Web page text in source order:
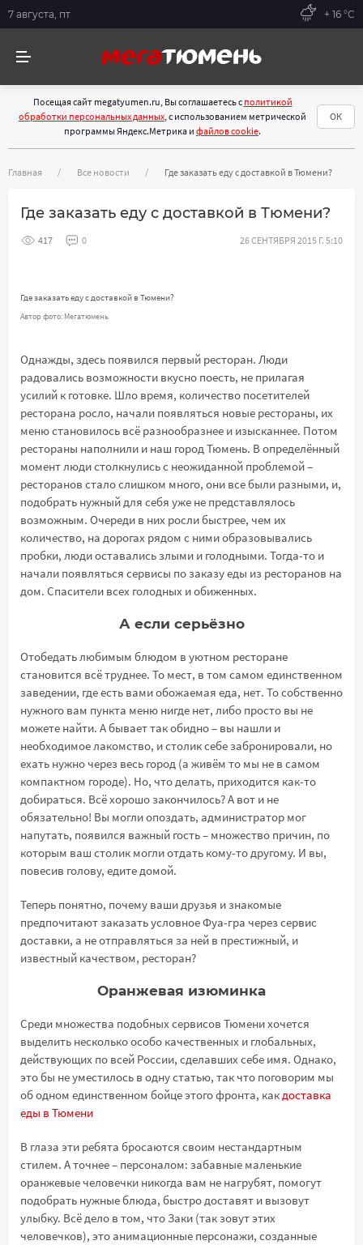
7 августа, пт + 16 °С
Посещая сайт megatyumen.ru, Вы соглашаетесь с политикой
обработки персональных данных, с использованием метрической
программы Яндекс.Метрика и файлов cookie.
ОК
Главная Все новости Где заказать еду с доставкой в Тюмени?
Где заказать еду с доставкой в Тюмени?
417 0 26 СЕНТЯБРЯ 2015 Г. 5:10
Где заказать еду с доставкой в Тюмени?
Автор фото: Мегатюмень
Однажды, здесь появился первый ресторан. Люди
радовались возможности вкусно поесть, не прилагая
усилий к готовке. Шло время, количество посетителей
ресторана росло, начали появляться новые рестораны, их
меню становилось всё разнообразнее и изысканнее. Потом
рестораны наполнили и наш город Тюмень. В определённый
момент люди столкнулись с неожиданной проблемой –
ресторанов стало слишком много, они все были разными, и,
подобрать нужный для себя уже не представлялось
возможным. Очереди в них росли быстрее, чем их
количество, на дорогах рядом с ними образовывались
пробки, люди оставались злыми и голодными. Тогда-то и
начали появляться сервисы по заказу еды из ресторанов на
дом. Спасители всех голодных и обиженных.
А если серьёзно
Отобедать любимым блюдом в уютном ресторане
становится всё труднее. То мест, в том самом единственном
заведении, где есть вами обожаемая еда, нет. То собственно
нужного вам пункта меню нигде нет, либо просто вы не
можете найти. А бывает так обидно – вы нашли и
необходимое лакомство, и столик себе забронировали, но
ехать нужно через весь город (а живём то мы не в самом
компактном городе). Но, что делать, приходится как-то
добираться. Всё хорошо закончилось? А вот и не
обязательно! Вы могли опоздать, администратор мог
напутать, появился важный гость – множество причин, по
которым ваш столик могли отдать кому-то другому. И вы,
повесив голову, едите домой.
Теперь понятно, почему ваши друзья и знакомые
предпочитают заказать условное Фуа-гра через сервис
доставки, а не отправляться за ней в престижный, и
известный качеством, ресторан?
Оранжевая изюминка
Среди множества подобных сервисов Тюмени хочется
выделить несколько особо качественных и глобальных,
действующих по всей России, сделавших себе имя. Однако,
это бы не уместилось в одну статью, так что поговорим мы
об одном единственном бойце этого фронта, какдоставка
еды в Тюмени
В глаза эти ребята бросаются своим нестандартным
стилем. А точнее – персоналом: забавные маленькие
оранжевые человечки никогда вам не нагрубят, помогут
подобрать нужные блюда, быстро доставят и вызовут
улыбку. Всё дело в том, что Заки (так зовут этих
человечков), это анимационные персонажи, созданные